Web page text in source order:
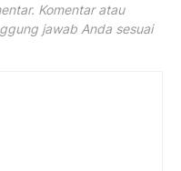
Komentar atau
jawab Anda sesuai